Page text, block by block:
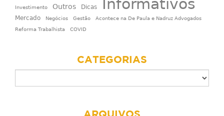
Investimento Outros Dicas Informativos
Mercado Negócios Gestão
Acontece na De Paula e Nadruz Advogados
Reforma Trabalhista
COVID
CATEGORIAS